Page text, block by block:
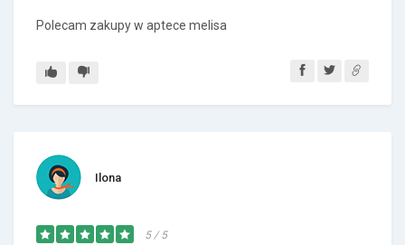
Polecam zakupy w aptece melisa
Ilona
5 / 5